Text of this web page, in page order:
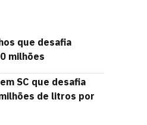
que desafia
milhões
SC que desafia
de litros por